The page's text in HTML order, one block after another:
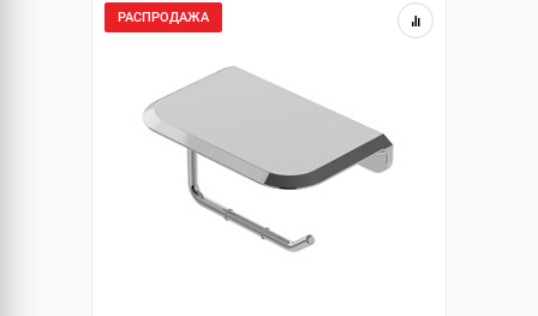
РАСПРОДАЖА